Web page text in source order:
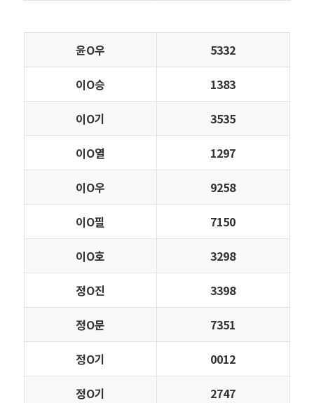
윤Ο우 5332
이Ο승 1383
이Ο기 3535
이Ο열 1297
이Ο우 9258
이Ο필 7150
이Ο호 3298
정Ο진 3398
정Ο문 7351
정Ο기 0012
정Ο기 2747